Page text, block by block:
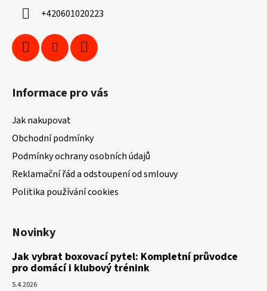
+420601020223
Informace pro vás
Jak nakupovat
Obchodní podmínky
Podmínky ochrany osobních údajů
Reklamační řád a odstoupení od smlouvy
Politika používání cookies
Novinky
Jak vybrat boxovací pytel: Kompletní průvodce
pro domácí i klubový trénink
5.4.2026